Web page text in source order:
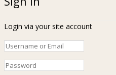
Login via your site account